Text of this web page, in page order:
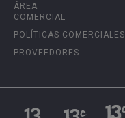
ÁREA
COMERCIAL
POLÍTICAS COMERCIALES
PROVEEDORES